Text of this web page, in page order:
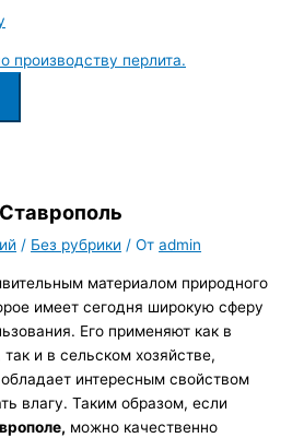
/ Без рубрики / Отadmin
материалом природного
имеет сегодня широкую сферу
Его применяют как в
и в сельском хозяйстве,
интересным свойством
влагу. Таким образом, если
можно качественно